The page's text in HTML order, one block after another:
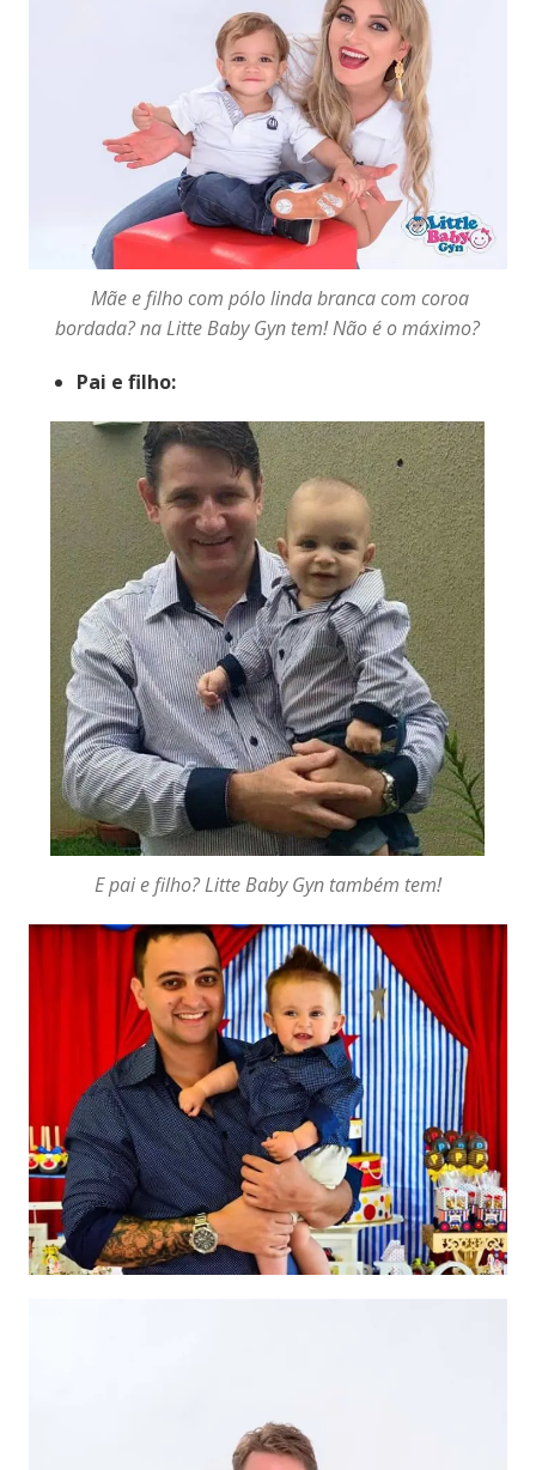
Mãe e filho com pólo linda branca com coroa
bordada? na Litte Baby Gyn tem! Não é o máximo?
Pai e filho:
E pai e filho? Litte Baby Gyn também tem!